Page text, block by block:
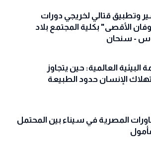
وتطبيق قتالي لخريجي دورات
الأقصى" بكلية المجتمع بلاد
- سنحان
البيئية العالمية: حين يتجاوز
الإنسان حدود الطبيعة
المصرية في سيناء بين المحتمل